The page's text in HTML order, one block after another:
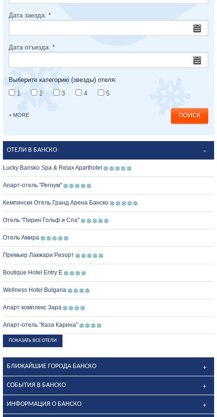
Дата заезда: *
Дата отъезда: *
Выберите категорию (звезды) отеля:
1
2 3 4 5
+ MORE
ОТЕЛИ В БАНСКО
Lucky Bansko Spa & Relax Aparthotel
Апарт-отель "Регнум"
Кемпински Отель Гранд Арена Банско
Отель "Пирин Гольф и Спа"
Отель Амира
Премьер Лакжари Ризорт
Boutique Hotel Entry E
Wellness Hotel Bulgaria
Апарт комплекс Зара
Апарт-отель "Каза Карина"
ПОКАЗАТЬ ВСЕ ОТЕЛИ
БЛИЖАЙШИЕ ГОРОДА БАНСКО
СОБЫТИЯ В БАНСКО
ИНФОРМАЦИЯ О БАНСКО